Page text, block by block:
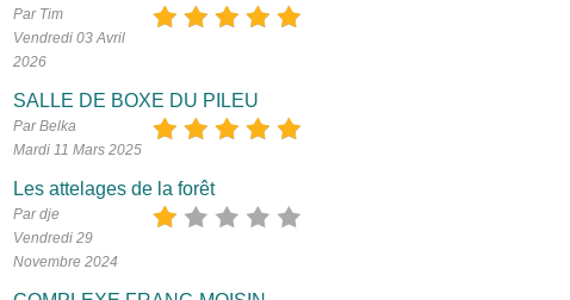
Par Tim
Vendredi 03 Avril
2026
SALLE DE BOXE DU PILEU
Par Belka
Mardi 11 Mars 2025
Les attelages de la forêt
Par dje
Vendredi 29
Novembre 2024